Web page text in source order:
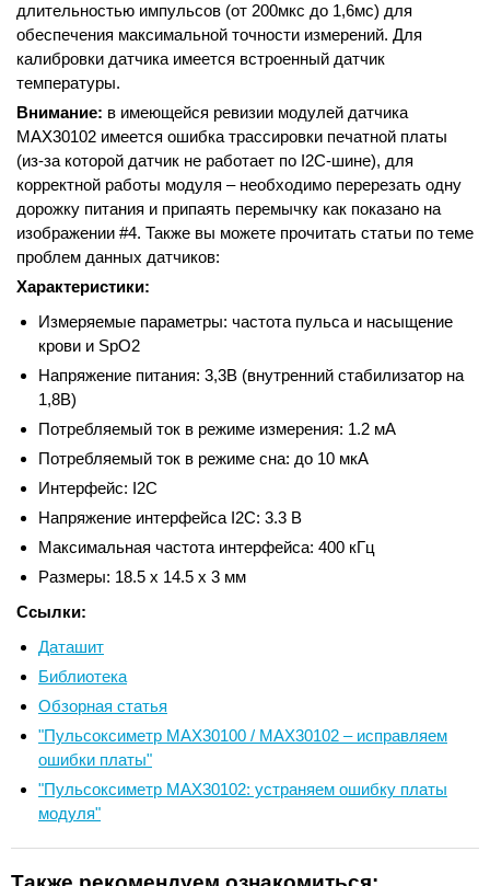
длительностью импульсов (от 200мкс до 1,6мс) для
обеспечения максимальной точности измерений. Для
калибровки датчика имеется встроенный датчик
температуры.
Внимание: в имеющейся ревизии модулей датчика
MAX30102 имеется ошибка трассировки печатной платы
(из-за которой датчик не работает по I2C-шине), для
корректной работы модуля – необходимо перерезать одну
дорожку питания и припаять перемычку как показано на
изображении #4. Также вы можете прочитать статьи по теме
проблем данных датчиков:
Характеристики:
Измеряемые параметры: частота пульса и насыщение
крови и SpO2
Напряжение питания: 3,3В (внутренний стабилизатор на
1,8В)
Потребляемый ток в режиме измерения: 1.2 мА
Потребляемый ток в режиме сна: до 10 мкА
Интерфейс: I2C
Напряжение интерфейса I2C: 3.3 В
Максимальная частота интерфейса: 400 кГц
Размеры: 18.5 х 14.5 х 3 мм
Ссылки:
Даташит
Библиотека
Обзорная статья
"Пульсоксиметр MAX30100 / MAX30102 – исправляем
ошибки платы"
"Пульсоксиметр MAX30102: устраняем ошибку платы
модуля"